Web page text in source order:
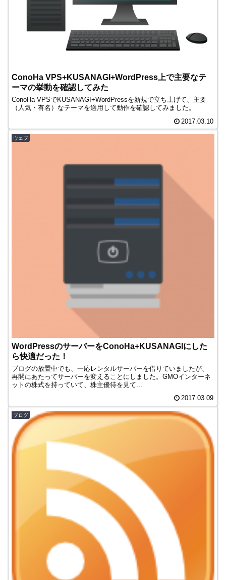
ConoHa VPS+KUSANAGI+WordPress上で主要なテ
ーマの挙動を確認してみた
ConoHa VPSでKUSANAGI+WordPressを新規で立ち上げて、主要
（人気・有名）なテーマを適用して動作を確認してみました。
2017.03.10
ウェブ
WordPressのサーバーをConoHa+KUSANAGIにした
ら快適だった！
ブログの放置中でも、一応レンタルサーバーを借りていましたが、
再開にあたってサーバーを変えることにしました。GMOインターネ
ットの株式を持っていて、株主優待を見て...
2017.03.09
ブログ